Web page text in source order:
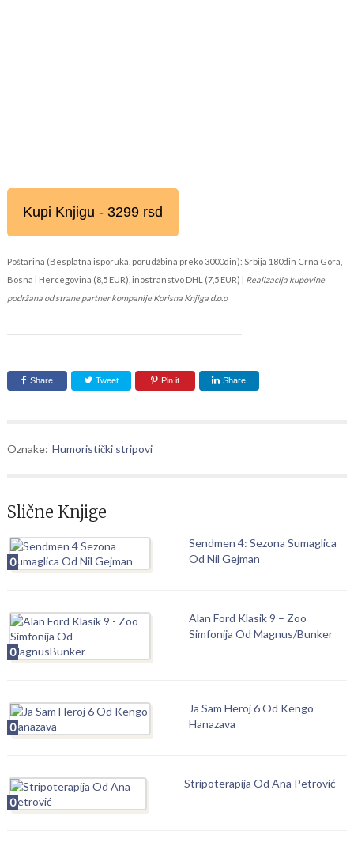
Kupi Knjigu - 3299 rsd
Poštarina (Besplatna isporuka, porudžbina preko 3000din): Srbija 180din Crna Gora,
Bosna i Hercegovina (8,5 EUR), inostranstvo DHL (7,5 EUR) | Realizacija kupovine
podržana od strane partner kompanije Korisna Knjiga d.o.o
Share Tweet Pin it Share
Oznake: Humoristički stripovi
Slične Knjige
0
Sendmen 4: Sezona Sumaglica
Od Nil Gejman
0
Alan Ford Klasik 9 – Zoo
Simfonija Od Magnus/Bunker
0
Ja Sam Heroj 6 Od Kengo
Hanazava
0
Stripoterapija Od Ana Petrović